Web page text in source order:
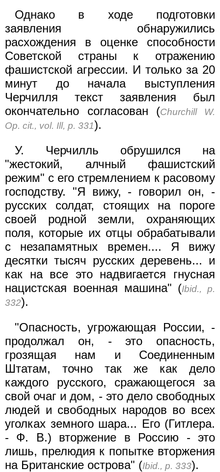
Однако в ходе подготовки
заявления обнаружились
расхождения в оценке способности
Советской страны к отражению
фашистской агрессии. И только за 20
минут до начала выступления
Черчилля текст заявления был
окончательно согласован (Churchill W.
Op. cit., vol. Ill, p. 331).
У. Черчилль обрушился на
"жестокий, алчный фашистский
режим" с его стремлением к расовому
господству. "Я вижу, - говорил он, -
русских солдат, стоящих на пороге
своей родной земли, охраняющих
поля, которые их отцы обрабатывали
с незапамятных времен.... Я вижу
десятки тысяч русских деревень... и
как на все это надвигается гнусная
нацистская военная машина" (Ibid., p.
332).
"Опасность, угрожающая России, -
продолжал он, - это опасность,
грозящая нам и Соединенным
Штатам, точно так же как дело
каждого русского, сражающегося за
свой очаг и дом, - это дело свободных
людей и свободных народов во всех
уголках земного шара... Его (Гитлера.
- Ф. В.) вторжение в Россию - это
лишь, прелюдия к попытке вторжения
на Британские острова" (Ibid., p. 333).